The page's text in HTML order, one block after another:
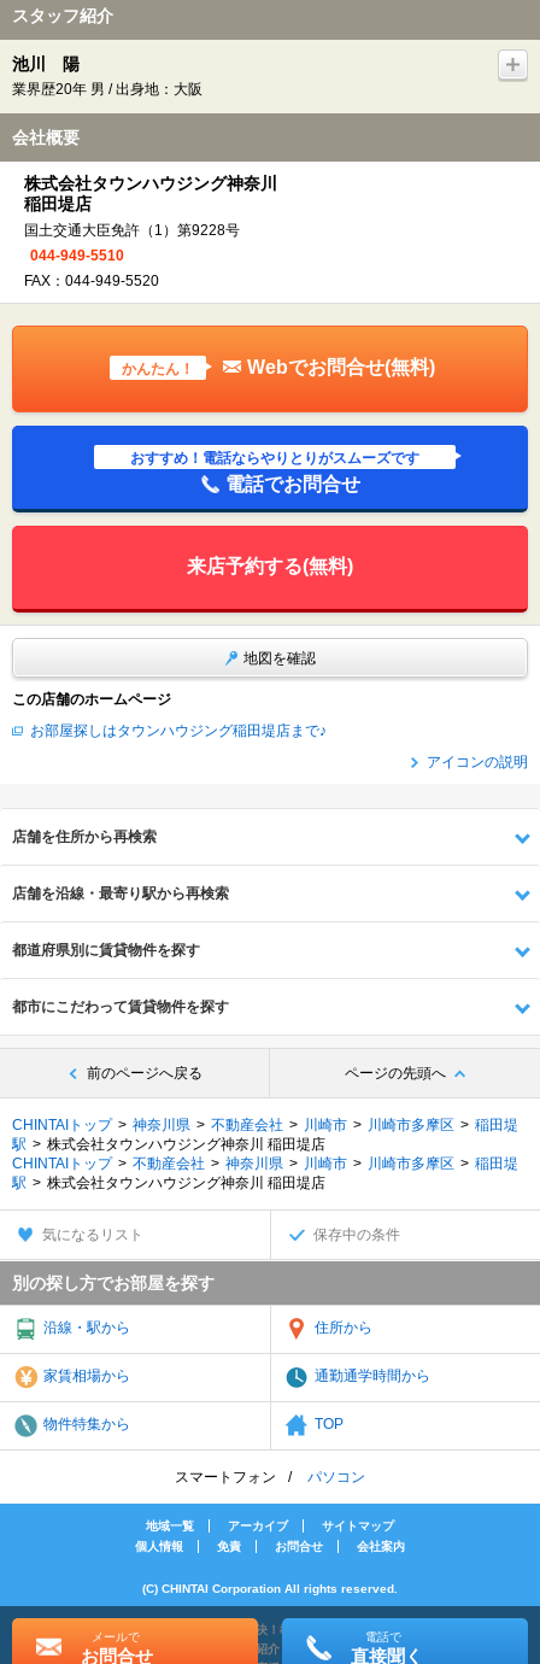
メールで
お問合せ
電話で
直接聞く
スタッフ紹介
池川 陽
業界歴20年 男 / 出身地：大阪
会社概要
株式会社タウンハウジング神奈川
稲田堤店
国土交通大臣免許（1）第9228号
044-949-5510
FAX：044-949-5520
かんたん！ Webでお問合せ(無料)
おすすめ！電話ならやりとりがスムーズです
電話でお問合せ
来店予約する(無料)
地図を確認
この店舗のホームページ
お部屋探しはタウンハウジング稲田堤店まで♪
アイコンの説明
店舗を住所から再検索
店舗を沿線・最寄り駅から再検索
都道府県別に賃貸物件を探す
都市にこだわって賃貸物件を探す
前のページへ戻る ページの先頭へ
CHINTAIトップ 神奈川県 不動産会社 川崎市 川崎市多摩区
稲田堤
駅
株式会社タウンハウジング神奈川 稲田堤店
CHINTAIトップ
不動産会社 神奈川県 川崎市 川崎市多摩区
稲田堤
駅
株式会社タウンハウジング神奈川 稲田堤店
気になるリスト 保存中の条件
別の探し方でお部屋を探す
沿線・駅から 住所から
家賃相場から 通勤通学時間から
物件特集から TOP
スマートフォン パソコン
地域一覧 アーカイブ
サイトマップ
個人情報
免責 お問合せ 会社案内
(C) CHINTAI Corporation All rights reserved.
[PR]賃貸物件の疑問解決！教えてエイブルAGENT
[PR]賃貸生活の工夫を紹介！CHINTAI情報局